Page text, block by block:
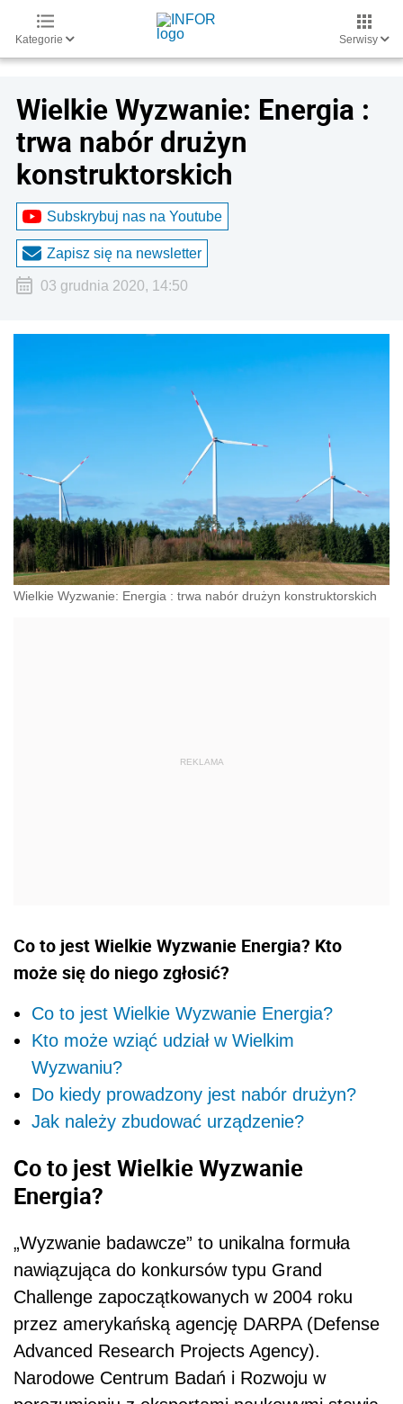
Kategorie Serwisy
Wielkie Wyzwanie: Energia :
trwa nabór drużyn
konstruktorskich
Subskrybuj nas na Youtube
Zapisz się na newsletter
03 grudnia 2020, 14:50
Wielkie Wyzwanie: Energia : trwa nabór drużyn konstruktorskich
Co to jest Wielkie Wyzwanie Energia? Kto
może się do niego zgłosić?
Co to jest Wielkie Wyzwanie Energia?
Kto może wziąć udział w Wielkim
Wyzwaniu?
Do kiedy prowadzony jest nabór drużyn?
Jak należy zbudować urządzenie?
Co to jest Wielkie Wyzwanie
Energia?
„Wyzwanie badawcze” to unikalna formuła
nawiązująca do konkursów typu Grand
Challenge zapoczątkowanych w 2004 roku
przez amerykańską agencję DARPA (Defense
Advanced Research Projects Agency).
Narodowe Centrum Badań i Rozwoju w